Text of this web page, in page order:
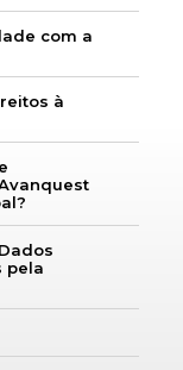
com a
à
pela